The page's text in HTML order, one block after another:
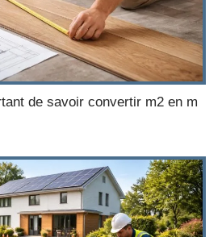
de savoir convertir m2 en m